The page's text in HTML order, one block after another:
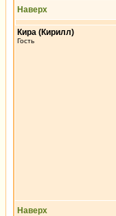
Наверх
Кира (Кирилл)
Гость
Наверх